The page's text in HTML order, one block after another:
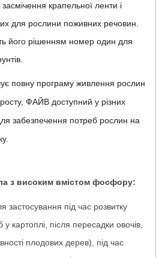
крапельної ленти і
для рослини поживних речовин.
його рішенням номер один для
повну програму живлення рослин
ФАЙВ доступний у різних
забезпечення потреб рослин на
з високим вмістом фосфору:
застосування під час розвитку
у картоплі, після пересадки овочів,
плодових дерев), під час